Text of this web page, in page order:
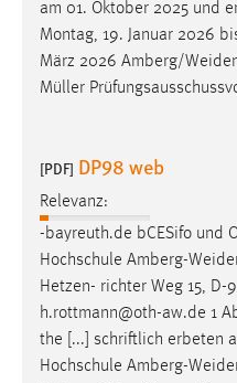
am 01. Oktober 2025 und
Montag, 19. Januar 2026
März 2026 Amberg/
Müller
[PDF] DP98 web
Relevanz:
-bayreuth.de bCESifo und
Hochschule Amberg-
Hetzen- richter Weg 15, D-
h.rottmann@oth-aw.de 1
the [...] schriftlich erbeten
Hochschule Amberg-